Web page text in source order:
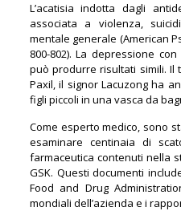
L’acatisia indotta dagli
associata a violenza,
mentale generale (American
800-802). La depressione
può produrre risultati simili. Il
Paxil, il signor Lacuzong ha
figli piccoli in una vasca da
Come esperto medico, sono
esaminare centinaia di
farmaceutica contenuti nella
GSK. Questi documenti
Food and Drug
mondiali dell’azienda e i